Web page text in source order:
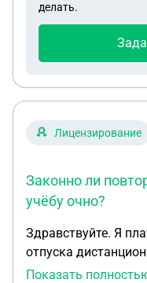
делать.
Лицензирование
Законно ли
учёбу очно?
Здравствуйте. Я
отпуска
сестринское дело в
Показать